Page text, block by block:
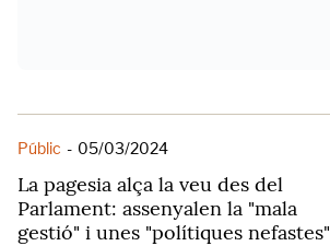
Públic - 05/03/2024
La pagesia alça la veu des del
Parlament: assenyalen la "mala
gestió" i unes "polítiques nefastes"